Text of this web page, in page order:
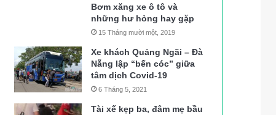
Bơm xăng xe ô tô và
những hư hỏng hay gặp
15 Tháng mười một, 2019
Xe khách Quảng Ngãi – Đà
Nẵng lập “bến cóc” giữa
tâm dịch Covid-19
6 Tháng 5, 2021
Tài xế kẹp ba, đâm mẹ bầu